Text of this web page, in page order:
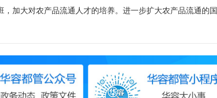
，加大对农产品流通人才的培养。进一步扩大农产品流通的